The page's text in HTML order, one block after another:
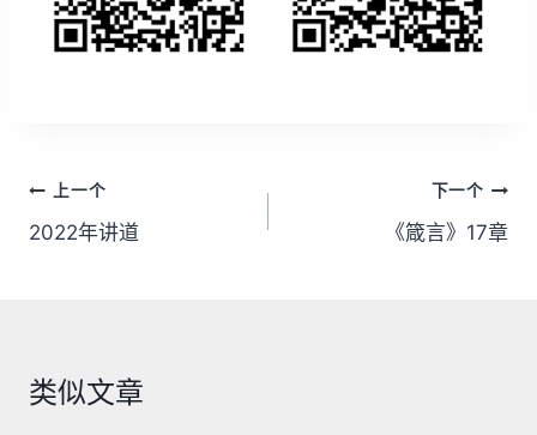
文
章
上一个
2022年讲道
下一个
《箴言》17章
类似文章